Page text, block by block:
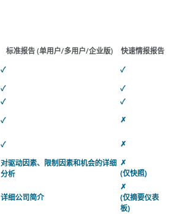
标准报告(单用户/多用户/企业版)
快速情报报告
✓
✓
✓
✓
✓
✓
✓
✗
✓ ✗
对驱动因素、限制因素和机会的详细
分析
✗
(仅快照)
详细公司简介
✗
(仅摘要仪表
板)